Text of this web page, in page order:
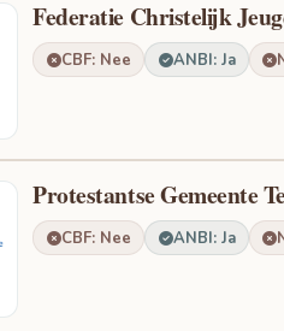
Federatie Christelijk
CBF: Nee ANBI: Ja
Protestantse Gemeente
CBF: Nee ANBI: Ja